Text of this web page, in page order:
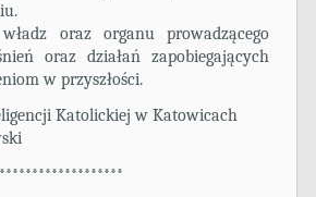
oraz organu prowadzącego
oraz działań zapobiegających
w przyszłości.
Katolickiej w Katowicach